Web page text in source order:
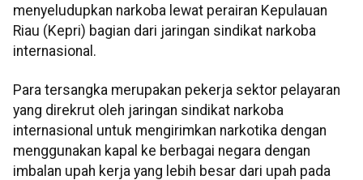
menyeludupkan narkoba lewat perairan Kepulauan
Riau (Kepri) bagian dari jaringan sindikat narkoba
internasional.
Para tersangka merupakan pekerja sektor pelayaran
yang direkrut oleh jaringan sindikat narkoba
internasional untuk mengirimkan narkotika dengan
menggunakan kapal ke berbagai negara dengan
imbalan upah kerja yang lebih besar dari upah pada